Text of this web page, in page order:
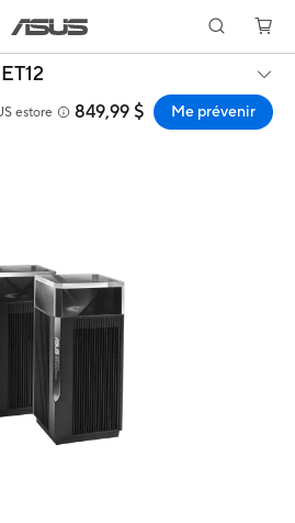
estore 849,99 $ Me prévenir